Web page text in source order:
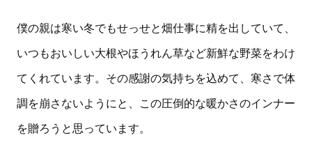
僕の親は寒い冬でもせっせと畑仕事に精を出していて、
いつもおいしい大根やほうれん草など新鮮な野菜をわけ
てくれています。その感謝の気持ちを込めて、寒さで体
調を崩さないようにと、この圧倒的な暖かさのインナー
を贈ろうと思っています。